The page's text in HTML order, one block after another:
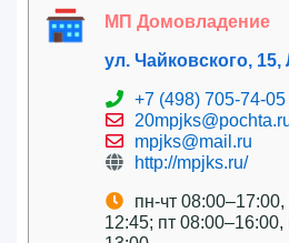
МП Домовладение
ул. Чайковского, 15,
+7 (498) 705-74-05
mpjks@mail.ru
http://mpjks.ru/
пн-чт
12:45; пт